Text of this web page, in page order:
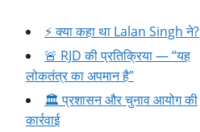
⚡ क्या कहा था Lalan Singh ने?
🚨 RJD की प्रतिक्रिया — “यह
लोकतंत्र का अपमान है”
🏛️ प्रशासन और चुनाव आयोग की
कार्रवाई